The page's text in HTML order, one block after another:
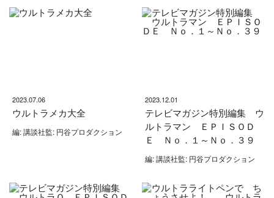
2023.07.06
ウルトラメカ大全
編: 講談社監: 円谷プロダクション
2023.12.01
テレビマガジン特別編集 ウ
ルトラマン ＥＰＩＳＯＤ
Ｅ Ｎｏ．１～Ｎｏ．３９
編: 講談社監: 円谷プロダクション